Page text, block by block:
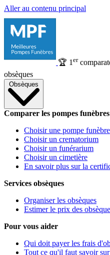
Aller au contenu principal
🏆 1 er
obsèques
Obsèques
Comparer les pompes funèbres
Choisir une pompe funèbre
Choisir un crematorium
Choisir un funérarium
Choisir un cimetière
En savoir plus sur la
Services obsèques
Organiser les obsèques
Estimer le prix des
Pour vous aider
Qui doit payer les frais
Tout ce qu'il faut savoir